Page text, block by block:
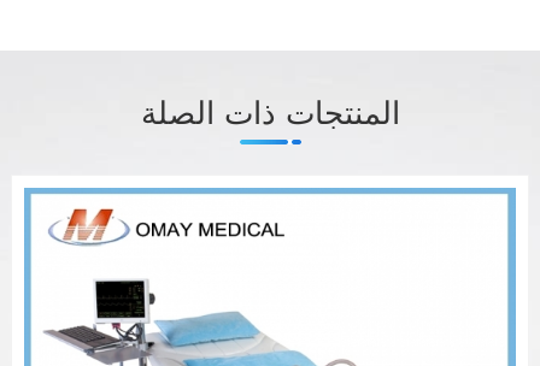
المنتجات ذات الصلة